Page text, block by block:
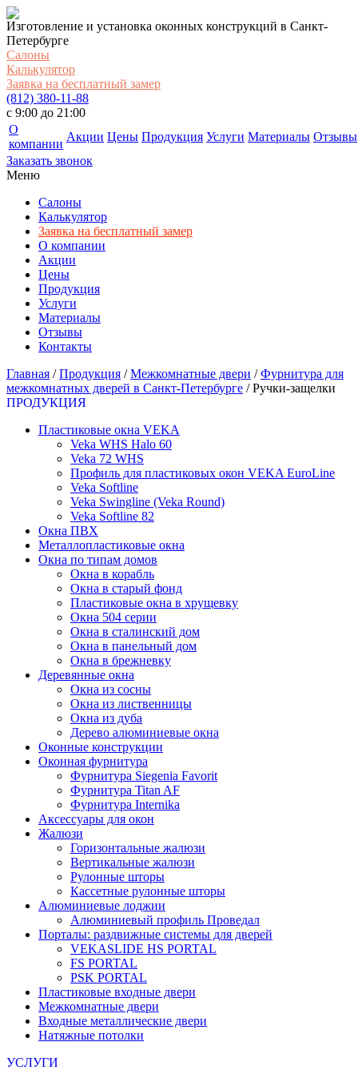
Изготовление и установка оконных конструкций в Санкт-
Петербурге
Салоны
Калькулятор
Заявка на бесплатный замер
(812) 380-11-88
c 9:00 до 21:00
О
компании
Акции Цены Продукция Услуги Материалы Отзывы
Заказать звонок
Меню
Салоны
Калькулятор
Заявка на бесплатный замер
О компании
Акции
Цены
Продукция
Услуги
Материалы
Отзывы
Контакты
Главная /Продукция /Межкомнатные двери /Фурнитура для
межкомнатных дверей в Санкт-Петербурге /Ручки-защелки
ПРОДУКЦИЯ
Пластиковые окна VEKA
Veka WHS Halo 60
Veka 72 WHS
Профиль для пластиковых окон VEKA EuroLine
Veka Softline
Veka Swingline (Veka Round)
Veka Softline 82
Окна ПВХ
Металлопластиковые окна
Окна по типам домов
Окна в корабль
Окна в старый фонд
Пластиковые окна в хрущевку
Окна 504 серии
Окна в сталинский дом
Окна в панельный дом
Окна в брежневку
Деревянные окна
Окна из сосны
Окна из лиственницы
Окна из дуба
Дерево алюминиевые окна
Оконные конструкции
Оконная фурнитура
Фурнитура Siegenia Favorit
Фурнитура Titan AF
Фурнитура Internika
Аксессуары для окон
Жалюзи
Горизонтальные жалюзи
Вертикальные жалюзи
Рулонные шторы
Кассетные рулонные шторы
Алюминиевые лоджии
Алюминиевый профиль Проведал
Порталы: раздвижные системы для дверей
VEKASLIDE HS PORTAL
FS PORTAL
PSK PORTAL
Пластиковые входные двери
Межкомнатные двери
Входные металлические двери
Натяжные потолки
УСЛУГИ